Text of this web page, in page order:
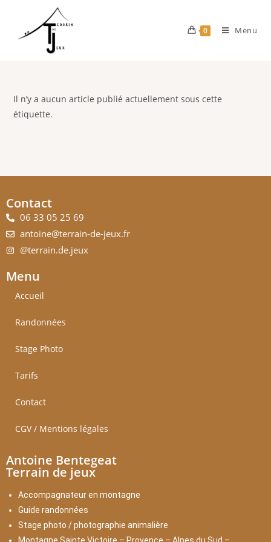
0 Menu
Il n’y a aucun article publié actuellement sous cette
étiquette.
Contact
06 33 05 25 69
antoine@terrain-de-jeux.fr
@terrain.de.jeux
Menu
Accueil
Randonnées
Stage Photo
Tarifs
Contact
CGV / Mentions légales
Antoine Bentegeat
Terrain de jeux
Accompagnateur en montagne
Guide randonnées
Stage photo / photographie animalière